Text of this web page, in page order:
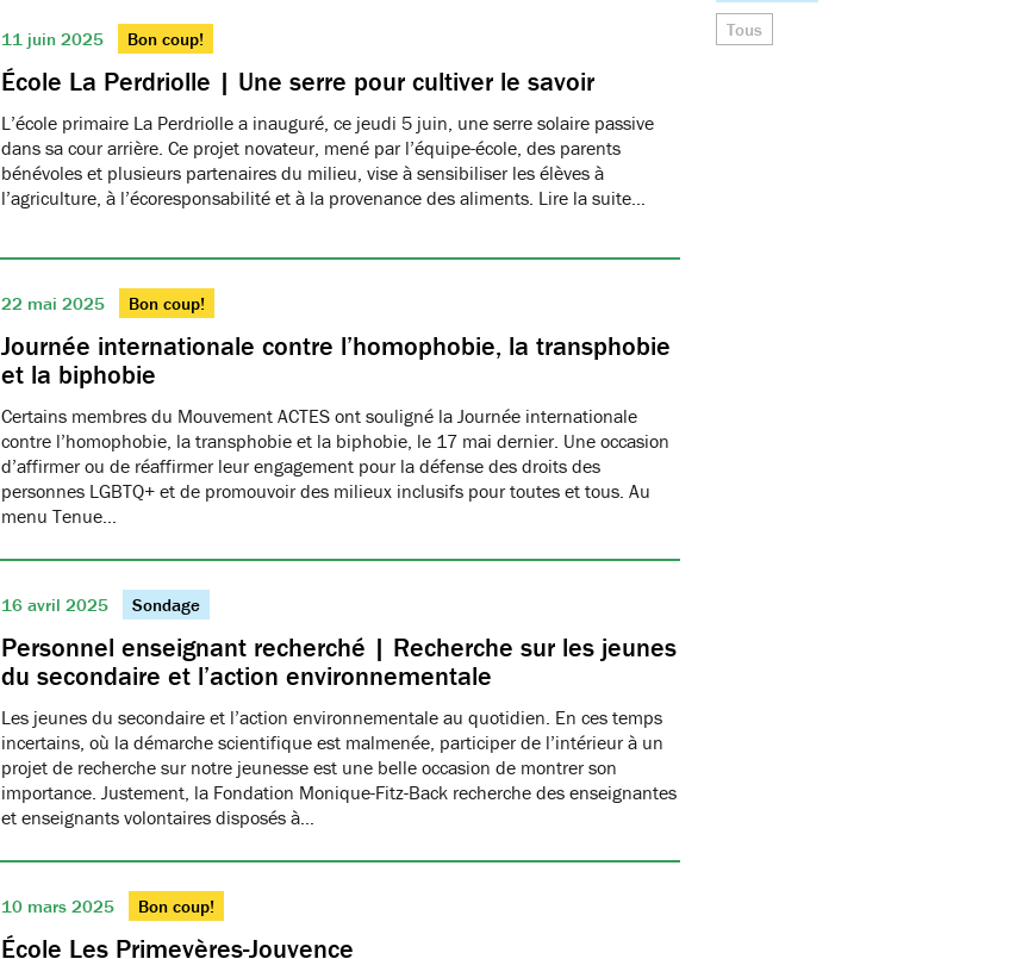
11 juin 2025 Bon coup!
École La Perdriolle | Une serre pour cultiver le savoir
L’école primaire La Perdriolle a inauguré, ce jeudi 5 juin, une serre solaire passive
dans sa cour arrière. Ce projet novateur, mené par l’équipe-école, des parents
bénévoles et plusieurs partenaires du milieu, vise à sensibiliser les élèves à
l’agriculture, à l’écoresponsabilité et à la provenance des aliments. Lire la suite…
22 mai 2025 Bon coup!
Journée internationale contre l’homophobie, la transphobie
et la biphobie
Certains membres du Mouvement ACTES ont souligné la Journée internationale
contre l’homophobie, la transphobie et la biphobie, le 17 mai dernier. Une occasion
d’affirmer ou de réaffirmer leur engagement pour la défense des droits des
personnes LGBTQ+ et de promouvoir des milieux inclusifs pour toutes et tous. Au
menu Tenue…
16 avril 2025 Sondage
Personnel enseignant recherché | Recherche sur les jeunes
du secondaire et l’action environnementale
Les jeunes du secondaire et l’action environnementale au quotidien. En ces temps
incertains, où la démarche scientifique est malmenée, participer de l’intérieur à un
projet de recherche sur notre jeunesse est une belle occasion de montrer son
importance. Justement, la Fondation Monique-Fitz-Back recherche des enseignantes
et enseignants volontaires disposés à…
10 mars 2025 Bon coup!
École Les Primevères-Jouvence
Tous